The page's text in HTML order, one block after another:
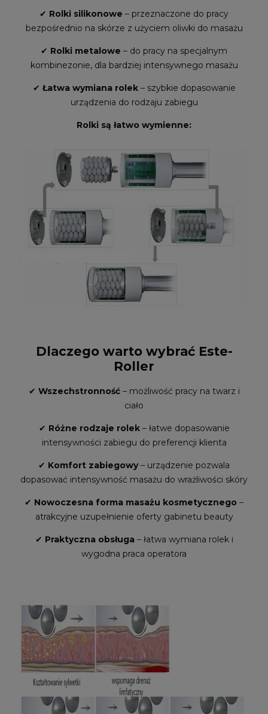
✔ Rolki silikonowe – przeznaczone do pracy
bezpośrednio na skórze z użyciem oliwki do masażu
✔ Rolki metalowe – do pracy na specjalnym
kombinezonie, dla bardziej intensywnego masażu
✔ Łatwa wymiana rolek– szybkie dopasowanie
urządzenia do rodzaju zabiegu
Rolki są łatwo wymienne:
Dlaczego warto wybrać Este-
Roller
✔ Wszechstronność– możliwość pracy na twarz i
ciało
✔ Różne rodzaje rolek– łatwe dopasowanie
intensywności zabiegu do preferencji klienta
✔ Komfort zabiegowy– urządzenie pozwala
dopasować intensywność masażu do wrażliwości skóry
✔ Nowoczesna forma masażu kosmetycznego –
atrakcyjne uzupełnienie oferty gabinetu beauty
✔ Praktyczna obsługa– łatwa wymiana rolek i
wygodna praca operatora